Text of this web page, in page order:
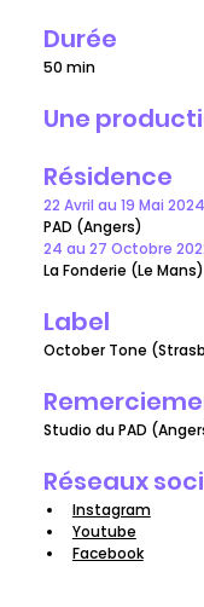
Durée
50 min
Une
Résidence
22 Avril au 19 Mai 2024
PAD (Angers)
24 au 27 Octobre
La Fonderie (Le Mans)
Label
October Tone
Studio du PAD
Réseaux
Instagram
Youtube
Facebook